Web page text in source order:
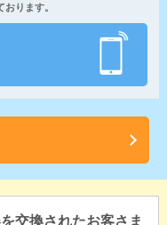
ります。
交換されたお客さま